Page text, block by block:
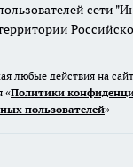
сети
любые действия на
«Политики
пользователей»